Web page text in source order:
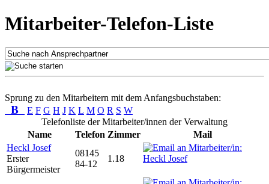
Mitarbeiter-Telefon-Liste
Sprung zu den Mitarbeitern mit dem Anfangsbuchstaben:
B E F G H J K L M O R S W
Telefonliste der Mitarbeiter/innen der Verwaltung
Name
Telefon Zimmer
Mail
Heckl Josef
Erster
Bürgermeister
08145
84-12
1.18